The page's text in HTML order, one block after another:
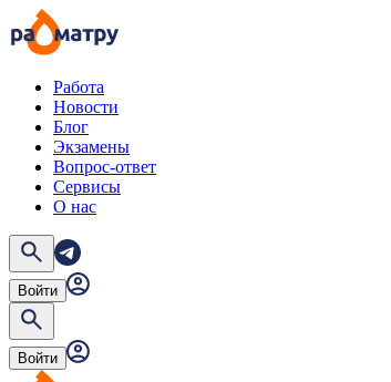
Работа
Новости
Блог
Экзамены
Вопрос-ответ
Сервисы
О нас
Войти
Войти